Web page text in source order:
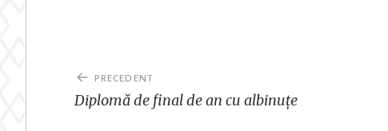
Navigare
în
PRECEDENT
Diplomă de final de an cu albinuțe